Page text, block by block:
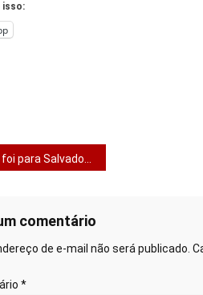
isso:
Salvador, e ela para Aracaju
comentário
de e-mail não será publicado.
*